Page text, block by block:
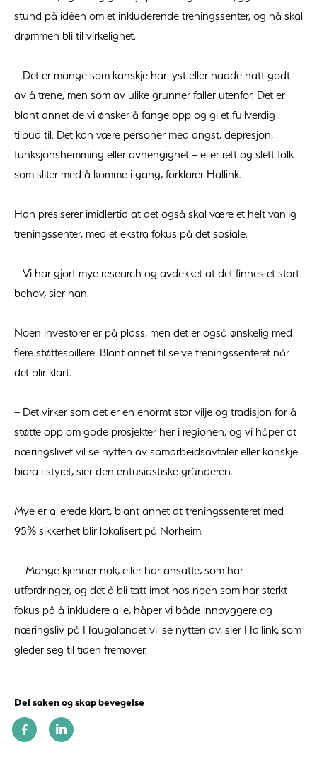
stund på idéen om et inkluderende treningssenter, og nå skal
drømmen bli til virkelighet.
– Det er mange som kanskje har lyst eller hadde hatt godt
av å trene, men som av ulike grunner faller utenfor. Det er
blant annet de vi ønsker å fange opp og gi et fullverdig
tilbud til. Det kan være personer med angst, depresjon,
funksjonshemming eller avhengighet – eller rett og slett folk
som sliter med å komme i gang, forklarer Hallink.
Han presiserer imidlertid at det også skal være et helt vanlig
treningssenter, med et ekstra fokus på det sosiale.
– Vi har gjort mye research og avdekket at det finnes et stort
behov, sier han.
Noen investorer er på plass, men det er også ønskelig med
flere støttespillere. Blant annet til selve treningssenteret når
det blir klart.
– Det virker som det er en enormt stor vilje og tradisjon for å
støtte opp om gode prosjekter her i regionen, og vi håper at
næringslivet vil se nytten av samarbeidsavtaler eller kanskje
bidra i styret, sier den entusiastiske gründeren.
Mye er allerede klart, blant annet at treningssenteret med
95% sikkerhet blir lokalisert på Norheim.
– Mange kjenner nok, eller har ansatte, som har
utfordringer, og det å bli tatt imot hos noen som har sterkt
fokus på å inkludere alle, håper vi både innbyggere og
næringsliv på Haugalandet vil se nytten av, sier Hallink, som
gleder seg til tiden fremover.
Del saken og skap bevegelse